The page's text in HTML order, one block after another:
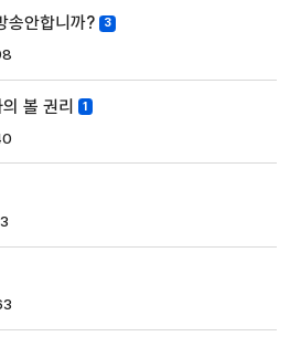
송안합니까? 3
볼 권리 1